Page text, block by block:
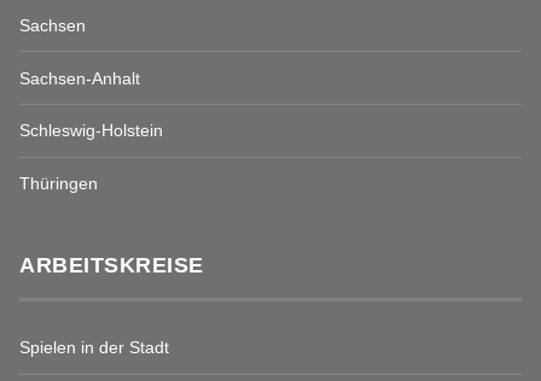
Sachsen
Sachsen-Anhalt
Schleswig-Holstein
Thüringen
ARBEITSKREISE
Spielen in der Stadt